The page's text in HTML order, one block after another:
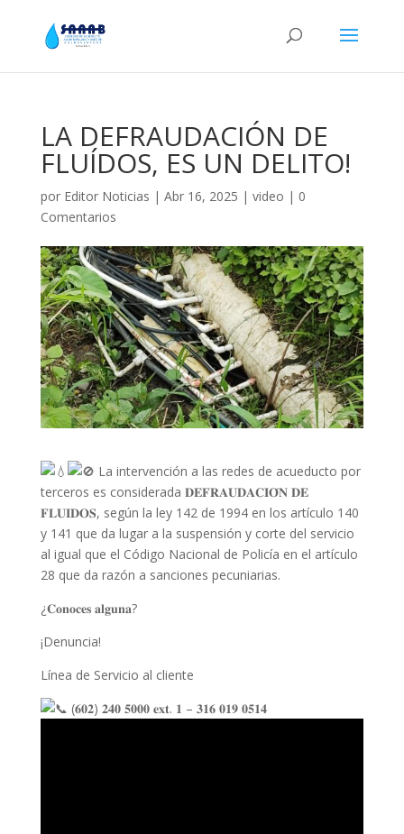
LA DEFRAUDACIÓN DE
FLUÍDOS, ES UN DELITO!
por Editor Noticias | Abr 16, 2025 | video | 0
Comentarios
La intervención a las redes de acueducto por
terceros es considerada 𝐃𝐄𝐅𝐑𝐀𝐔𝐃𝐀𝐂𝐈𝐎́𝐍 𝐃𝐄
𝐅𝐋𝐔𝐈𝐃𝐎𝐒, según la ley 142 de 1994 en los artículo 140
y 141 que da lugar a la suspensión y corte del servicio
al igual que el Código Nacional de Policía en el artículo
28 que da razón a sanciones pecuniarias.
¿𝐂𝐨𝐧𝐨𝐜𝐞𝐬 𝐚𝐥𝐠𝐮𝐧𝐚?
¡Denuncia!
Línea de Servicio al cliente
(𝟔𝟎𝟐) 𝟐𝟒𝟎 𝟓𝟎𝟎𝟎 𝐞𝐱𝐭. 𝟏 – 𝟑𝟏𝟔 𝟎𝟏𝟗 𝟎𝟓𝟏𝟒